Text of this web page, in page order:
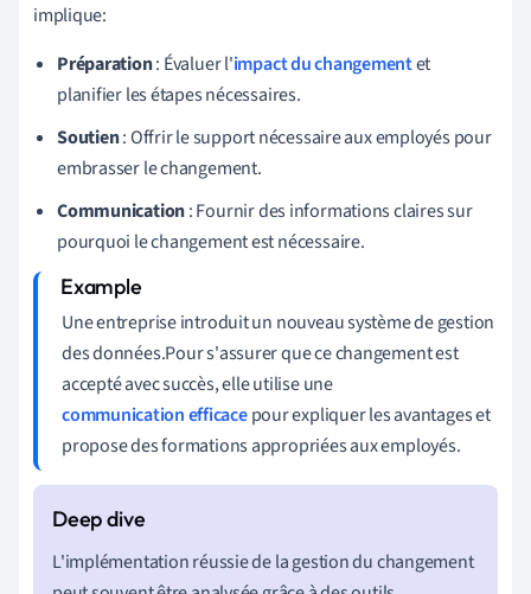
implique:
Préparation: Évaluer l'impact du changementet
planifier les étapes nécessaires.
Soutien: Offrir le support nécessaire aux employés pour
embrasser le changement.
Communication: Fournir des informations claires sur
pourquoi le changement est nécessaire.
Une entreprise introduit un nouveau système de gestion
des données.Pour s'assurer que ce changement est
accepté avec succès, elle utilise une
communication efficacepour expliquer les avantages et
propose des formations appropriées aux employés.
L'implémentation réussie de la gestion du changement